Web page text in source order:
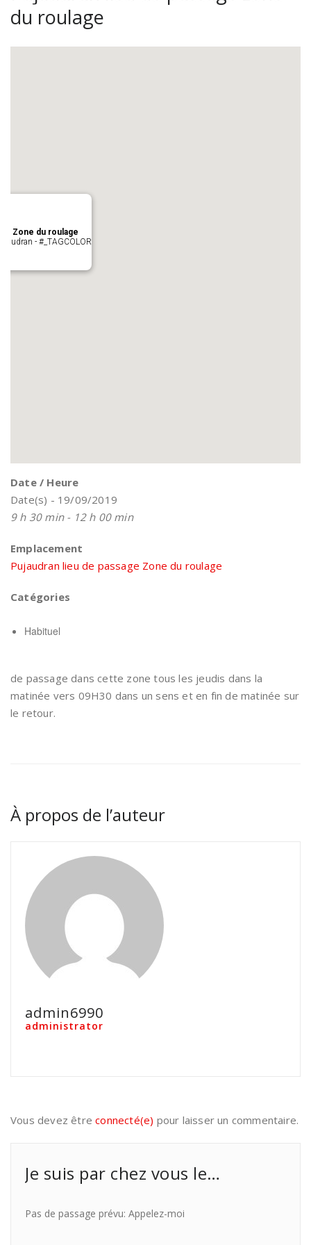
du roulage
Zone du roulage
- #_TAGCOLOR
Date / Heure
Date(s) - 19/09/2019
9 h 30 min - 12 h 00 min
Emplacement
Pujaudran lieu de passage Zone du roulage
Catégories
Habituel
de passage dans cette zone tous les jeudis dans la
matinée vers 09H30 dans un sens et en fin de matinée sur
le retour.
À propos de l’auteur
admin6990
administrator
Vous devez êtreconnecté(e) pour laisser un commentaire.
Je suis par chez vous le…
Pas de passage prévu: Appelez-moi